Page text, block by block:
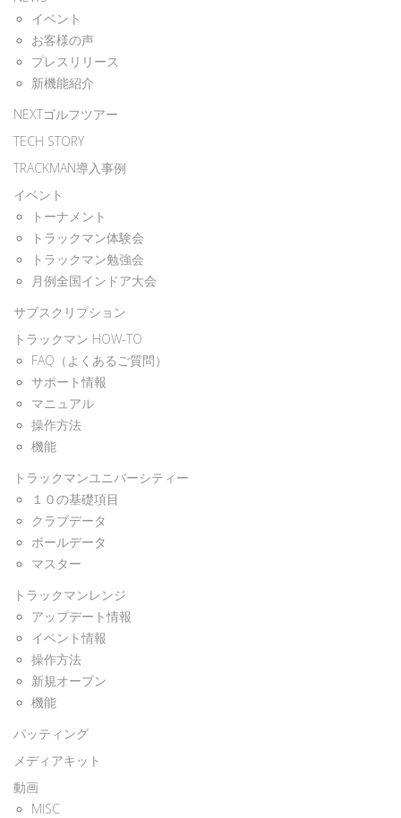
イベント
お客様の声
プレスリリース
新機能紹介
NEXTゴルフツアー
TECH STORY
TRACKMAN導入事例
イベント
トーナメント
トラックマン体験会
トラックマン勉強会
月例全国インドア大会
サブスクリプション
トラックマン HOW-TO
FAQ（よくあるご質問）
サポート情報
マニュアル
操作方法
機能
トラックマンユニバーシティー
１０の基礎項目
クラブデータ
ボールデータ
マスター
トラックマンレンジ
アップデート情報
イベント情報
操作方法
新規オープン
機能
パッティング
メディアキット
動画
MISC